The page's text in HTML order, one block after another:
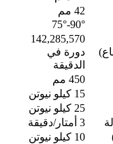
42 مم
90°-75°
142,285,570
دورة في
الدقيقة
450 مم
15 كيلو نيوتن
25 كيلو نيوتن
3 أمتار/دقيقة
10 كيلو نيوتن